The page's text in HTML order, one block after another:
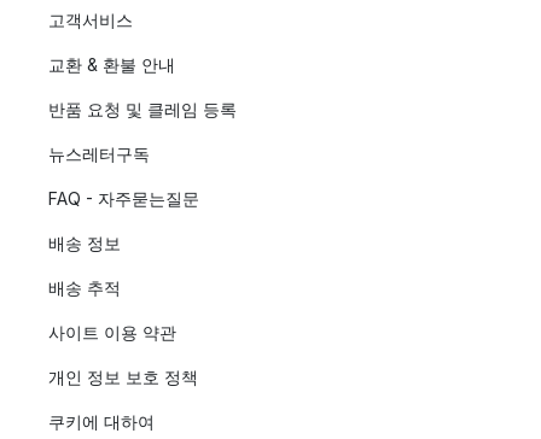
고객서비스
교환 & 환불 안내
반품 요청 및 클레임 등록
뉴스레터구독
FAQ - 자주묻는질문
배송 정보
배송 추적
사이트 이용 약관
개인 정보 보호 정책
쿠키에 대하여